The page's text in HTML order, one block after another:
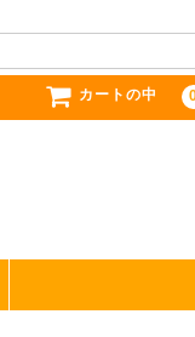
カートの中